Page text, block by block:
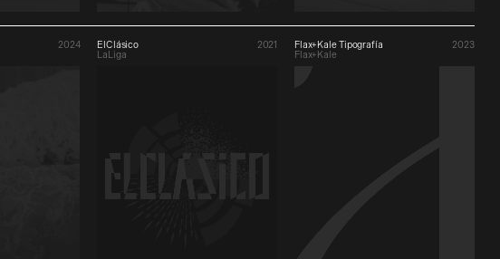
2024
ElClásico
2021
LaLiga
Flax+Kale Tipografía
2023
Flax+Kale